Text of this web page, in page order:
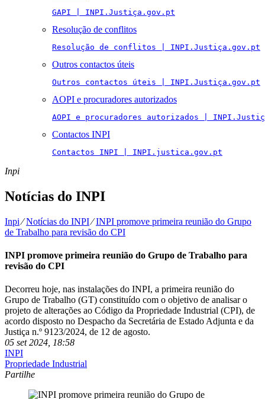
GAPI | INPI.Justiça.gov.pt
Resolução de conflitos
Resolução de conflitos | INPI.Justiça.gov.pt
Outros contactos úteis
Outros contactos úteis | INPI.Justiça.gov.pt
AOPI e procuradores autorizados
AOPI e procuradores autorizados |
Contactos INPI
Contactos INPI | INPI.justica.gov.pt
Inpi
Notícias do INPI
Inpi⁄Notícias do INPI⁄INPI promove primeira reunião do Grupo
de Trabalho para revisão do CPI
INPI promove primeira reunião do Grupo de Trabalho para
revisão do CPI
Decorreu hoje, nas instalações do INPI, a primeira reunião do
Grupo de Trabalho (GT) constituído com o objetivo de analisar o
projeto de alterações ao Código da Propriedade Industrial (CPI), de
acordo disposto no Despacho da Secretária de Estado Adjunta e da
Justiça n.º 9123/2024, de 12 de agosto.
05 set 2024, 18:58
INPI
Propriedade Industrial
Partilhe